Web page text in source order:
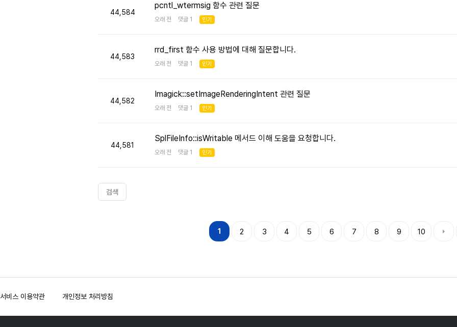
44,584
pcntl_wtermsig 함수 관련 질문
오래 전 댓글 1 인기
44,583
rrd_first 함수 사용 방법에 대해 질문합니다.
오래 전 댓글 1 인기
44,582
Imagick::setImageRenderingIntent 관련 질문
오래 전 댓글 1 인기
44,581
SplFileInfo::isWritable 메서드 이해 도움을 요청합니다.
오래 전 댓글 1 인기
검색
1 2 3 4 5 6 7 8 9 10
맨끝
서비스 이용약관 개인정보 처리방침